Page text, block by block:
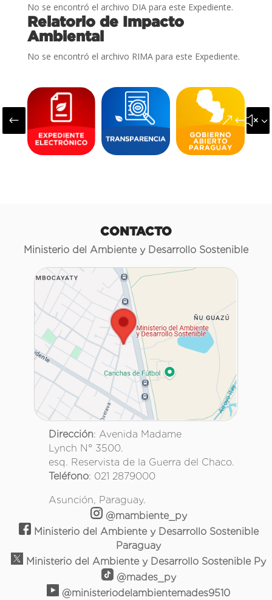
No se encontró el archivo DIA para este Expediente.
Relatorio de Impacto
Ambiental
No se encontró el archivo RIMA para este Expediente.
#
CONTACTO
Ministerio del Ambiente y Desarrollo Sostenible
Dirección: Avenida Madame
Lynch N° 3500.
esq. Reservista de la Guerra del Chaco.
Teléfono: 021 2879000
Asunción, Paraguay.
@mambiente_py
Ministerio del Ambiente y Desarrollo Sostenible
Paraguay
Ministerio del Ambiente y Desarrollo Sostenible Py
@mades_py
@ministeriodelambientemades9510